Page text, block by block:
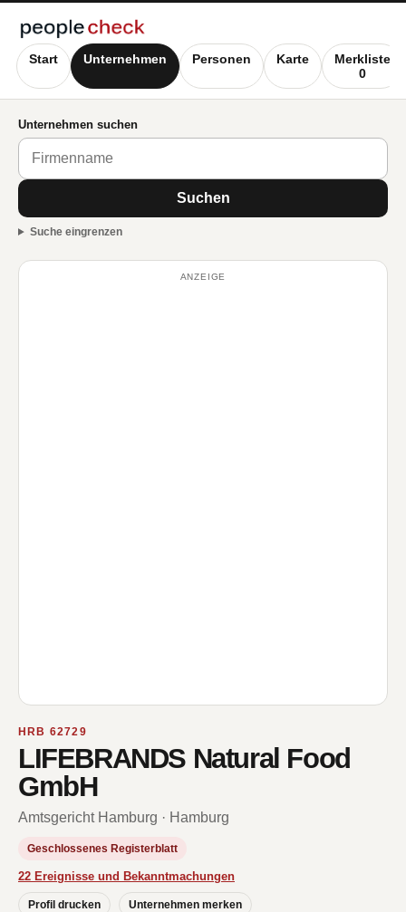
Start Unternehmen Personen Karte
Merkliste
0
Unternehmen suchen
Suchen
Suche eingrenzen
ANZEIGE
HRB 62729
LIFEBRANDS Natural Food
GmbH
Amtsgericht Hamburg · Hamburg
Geschlossenes Registerblatt
22 Ereignisse und Bekanntmachungen
Profil drucken Unternehmen merken